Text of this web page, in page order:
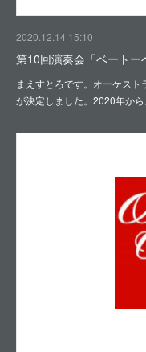
2020.12.14 15:10
第10回演奏会「ベートー
まえすとろです。オーケス
が決定しました。2020年か